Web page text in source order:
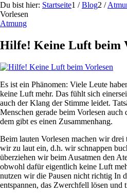
Du bist hier: Startseite1 / Blog2 /
Vorlesen
Atmung
Hilfe! Keine Luft beim
Es ist ein Phänomen: Viele Leute
keine Luft mehr. Das fühlt sich
auch der Klang der Stimme leidet.
Menschen gerade beim Vorlesen
dem gibt es einen Zusammenhang.
Beim lauten Vorlesen machen wir drei
wir zu laut ein, d.h. wir schnappen
überziehen wir beim Ausatmen den
obwohl dafür eigentlich keine Luft
nutzen wir die Pausen nicht richtig In
entspannen, das Zwerchfell lösen und